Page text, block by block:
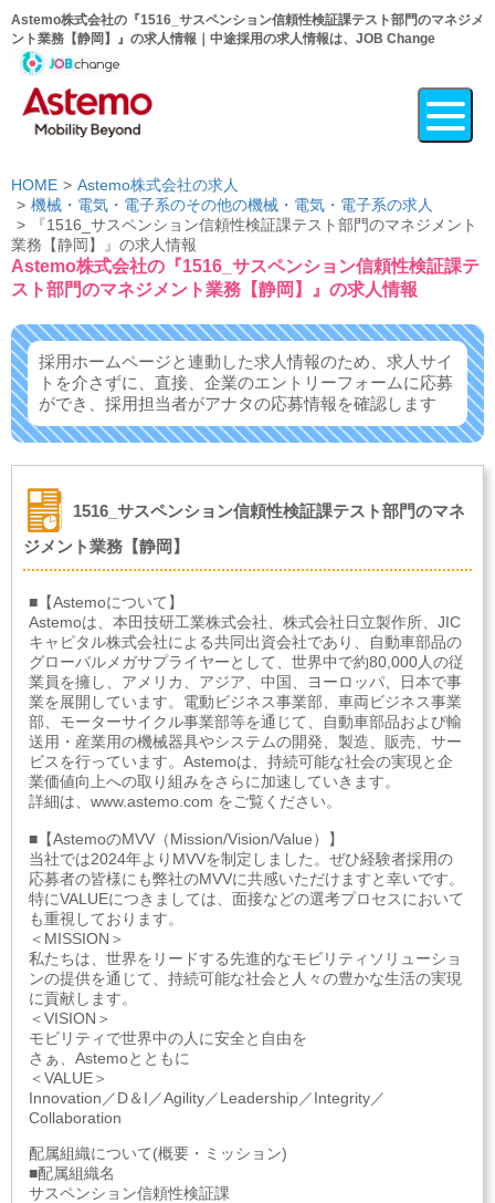
Astemo株式会社の『1516_サスペンション信頼性検証課テスト部門のマネジメ
ント業務【静岡】』の求人情報｜中途採用の求人情報は、JOB Change
HOME
Astemo株式会社の求人
機械・電気・電子系のその他の機械・電気・電子系の求人
『1516_サスペンション信頼性検証課テスト部門のマネジメント
業務【静岡】』の求人情報
Astemo株式会社の『1516_サスペンション信頼性検証課テ
スト部門のマネジメント業務【静岡】』の求人情報
採用ホームページと連動した求人情報のため、求人サイ
トを介さずに、 直接、企業のエントリーフォームに応募
ができ、 採用担当者がアナタの応募情報を確認します
1516_サスペンション信頼性検証課テスト部門のマネ
ジメント業務【静岡】
■【Astemoについて】
Astemoは、本田技研工業株式会社、株式会社日立製作所、JIC
キャピタル株式会社による共同出資会社であり、自動車部品の
グローバルメガサプライヤーとして、世界中で約80,000人の従
業員を擁し、アメリカ、アジア、中国、ヨーロッパ、日本で事
業を展開しています。電動ビジネス事業部、車両ビジネス事業
部、モーターサイクル事業部等を通じて、自動車部品および輸
送用・産業用の機械器具やシステムの開発、製造、販売、サー
ビスを行っています。Astemoは、持続可能な社会の実現と企
業価値向上への取り組みをさらに加速していきます。
詳細は、www.astemo.com をご覧ください。
■【AstemoのMVV（Mission/Vision/Value）】
当社では2024年よりMVVを制定しました。ぜひ経験者採用の
応募者の皆様にも弊社のMVVに共感いただけますと幸いです。
特にVALUEにつきましては、面接などの選考プロセスにおいて
も重視しております。
＜MISSION＞
私たちは、世界をリードする先進的なモビリティソリューショ
ンの提供を通じて、持続可能な社会と人々の豊かな生活の実現
に貢献します。
＜VISION＞
モビリティで世界中の人に安全と自由を
さぁ、Astemoとともに
＜VALUE＞
Innovation／D＆I／Agility／Leadership／Integrity／
Collaboration
配属組織について(概要・ミッション)
■配属組織名
サスペンション信頼性検証課